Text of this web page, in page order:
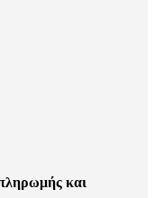
και